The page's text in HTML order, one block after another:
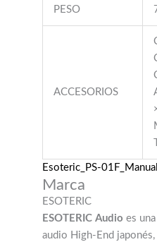
PESO
ACCESORIOS
Esoteric_PS-01F_Manual
Marca
ESOTERIC
ESOTERIC Audio es
audio High-End